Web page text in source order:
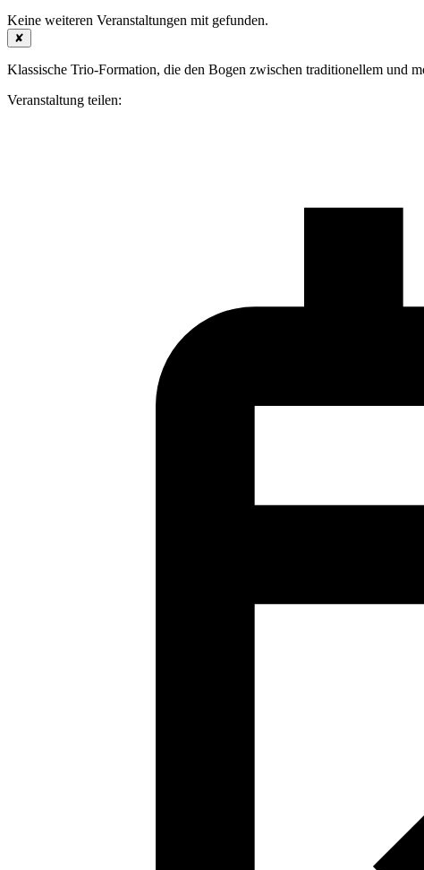
Keine weiteren Veranstaltungen mit gefunden.
✘
Klassische Trio-Formation, die den Bogen zwischen traditionellem und
Veranstaltung teilen: